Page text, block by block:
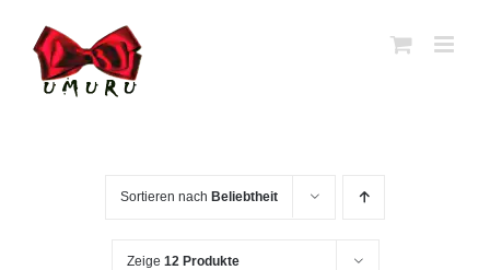
Inhalt
springen
Sortieren nach Beliebtheit
Zeige 12 Produkte